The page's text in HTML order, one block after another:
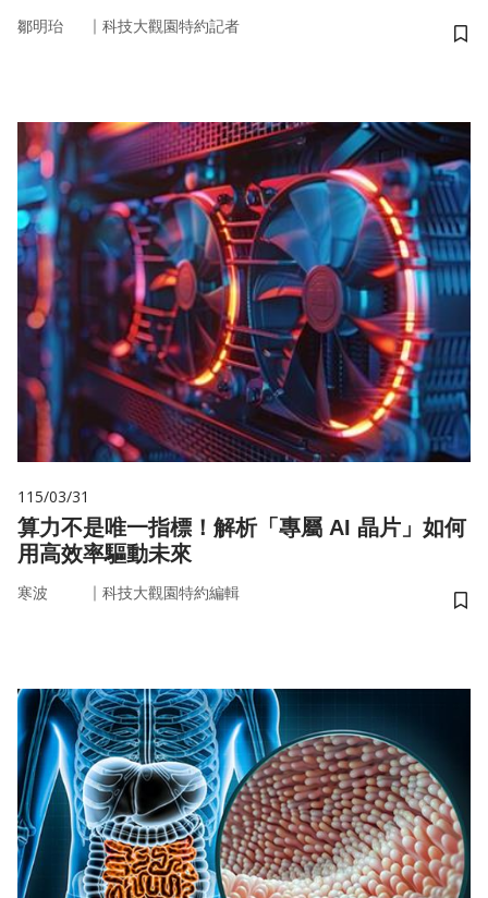
鄒明珆 ｜ 科技大觀園特約記者
儲
115/03/31
算力不是唯一指標！解析「專屬 AI 晶片」如何
用高效率驅動未來
寒波 ｜ 科技大觀園特約編輯
儲